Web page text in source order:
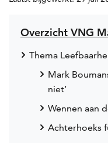
Overzicht VNG
Thema
Mark
niet’
Wennen aan
Achterhoeks